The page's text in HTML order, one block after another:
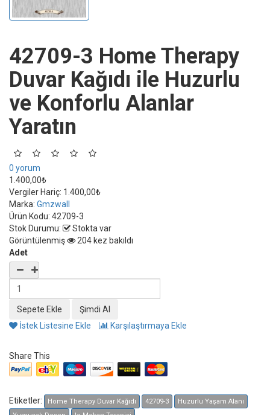
42709-3 Home Therapy
Duvar Kağıdı ile Huzurlu
ve Konforlu Alanlar
Yaratın
0 yorum
1.400,00₺
Vergiler Hariç: 1.400,00₺
Marka: Gmzwall
Ürün Kodu: 42709-3
Stok Durumu:
Stokta var
Görüntülenmiş
204 kez bakıldı
Adet
İstek Listesine Ekle Karşılaştırmaya Ekle
Share This
Etiketler: Home Therapy Duvar Kağıdı 42709-3
Huzurlu Yaşam Alanı